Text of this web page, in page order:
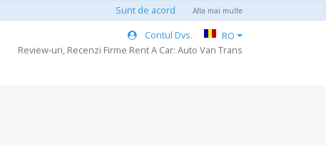
Sunt de acord Afla mai multe
Contul Dvs.
RO
Review-uri, Recenzi Firme Rent A Car: Auto Van Trans